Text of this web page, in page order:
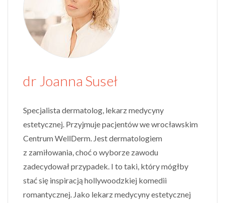
dr Joanna Suseł
Specjalista dermatolog, lekarz medycyny
estetycznej. Przyjmuje pacjentów we wrocławskim
Centrum WellDerm. Jest dermatologiem
z zamiłowania, choć o wyborze zawodu
zadecydował przypadek. I to taki, który mógłby
stać się inspiracją hollywoodzkiej komedii
romantycznej. Jako lekarz medycyny estetycznej